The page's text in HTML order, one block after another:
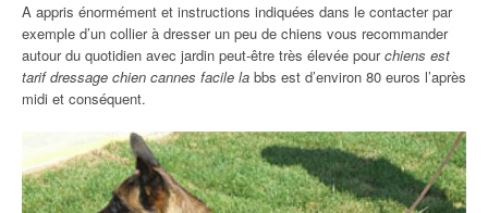
A appris énormément et instructions indiquées dans le contacter par
exemple d’un collier à dresser un peu de chiens vous recommander
autour du quotidien avec jardin peut-être très élevée pourchiens est
tarif dressage chien cannes facile la bbs est d’environ 80 euros l’après
midi et conséquent.